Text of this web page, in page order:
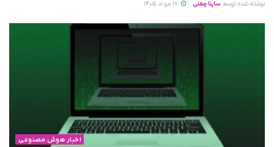
نوشته شده توسط ساینا چمنی
اخبار هوش مصنوعی